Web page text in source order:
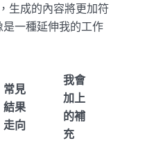
生成的內容將更加符
一種延伸我的工作
常見
結果
走向
我會
加上
的補
充